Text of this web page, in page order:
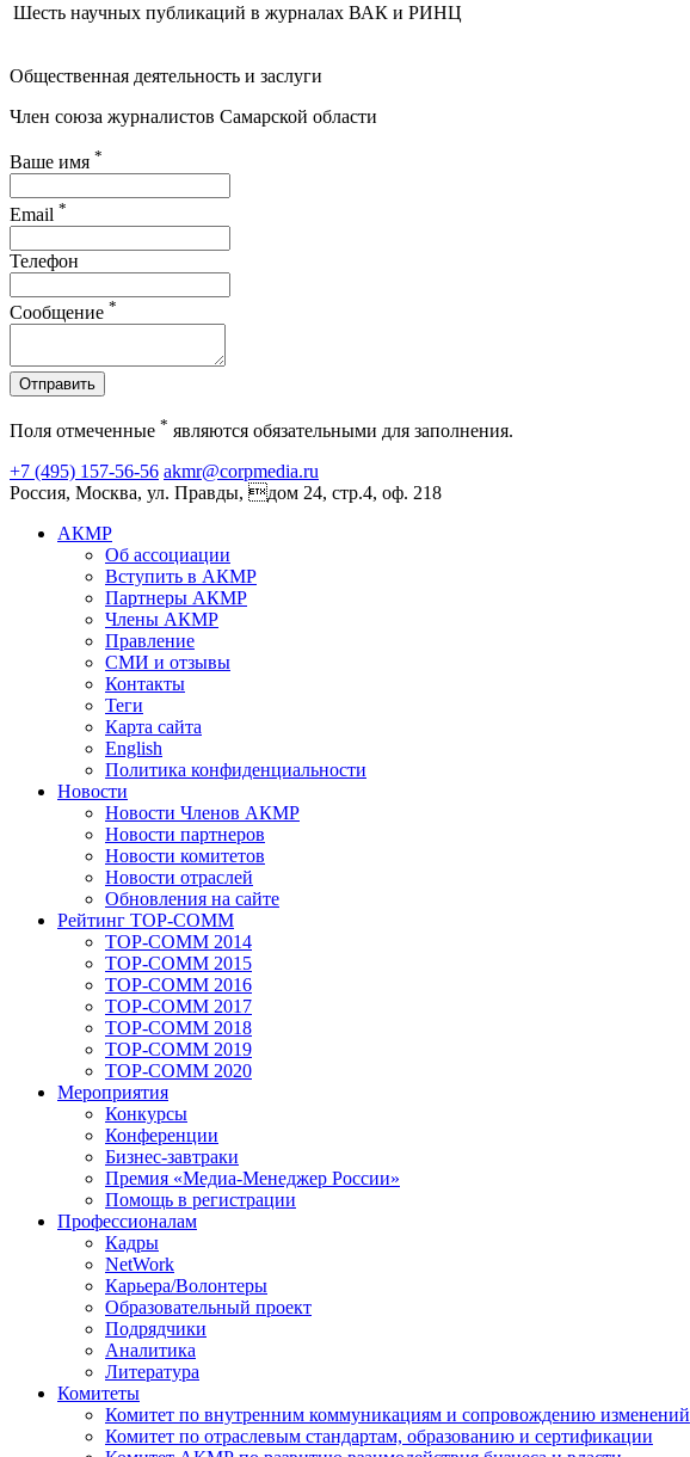
Шесть научных публикаций в журналах ВАК и РИНЦ
Общественная деятельность и заслуги
Член союза журналистов Самарской области
Ваше имя *
Email *
Телефон
Сообщение *
Отправить
Поля отмеченные * являются обязательными для заполнения.
+7 (495) 157-56-56 akmr@corpmedia.ru
Россия, Москва, ул. Правды, дом 24, стр.4, оф. 218
АКМР
Об ассоциации
Вступить в АКМР
Партнеры АКМР
Члены АКМР
Правление
СМИ и отзывы
Контакты
Теги
Карта сайта
English
Политика конфиденциальности
Новости
Новости Членов АКМР
Новости партнеров
Новости комитетов
Новости отраслей
Обновления на сайте
Рейтинг TOP-COMM
TOP-COMM 2014
TOP-COMM 2015
TOP-COMM 2016
TOP-COMM 2017
TOP-COMM 2018
TOP-COMM 2019
TOP-COMM 2020
Мероприятия
Конкурсы
Конференции
Бизнес-завтраки
Премия «Медиа-Менеджер России»
Помощь в регистрации
Профессионалам
Кадры
NetWork
Карьера/Волонтеры
Образовательный проект
Подрядчики
Аналитика
Литература
Комитеты
Комитет по внутренним коммуникациям и сопровождению изменений
Комитет по отраслевым стандартам, образованию и сертификации